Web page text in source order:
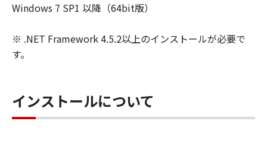
Windows 7 SP1 以降（64bit版）
※ .NET Framework 4.5.2以上のインストールが必要で
す。
インストールについて